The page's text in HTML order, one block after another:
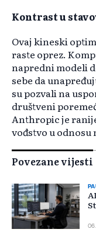
Kontrast u
Ovaj kineski
raste oprez.
napredni modeli
sebe da
su pozvali na
društveni
Anthropic je
vođstvo u odnosu
Povezane vijesti